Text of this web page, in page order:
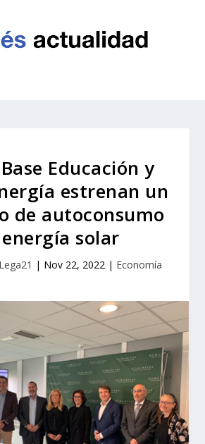
Educación y
estrenan un
de autoconsumo
solar
Lega21 | Nov 22, 2022| Economía